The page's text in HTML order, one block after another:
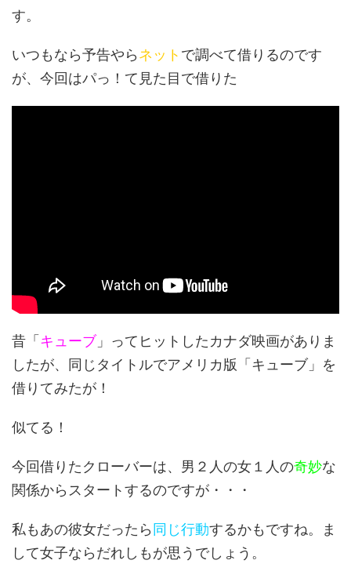
す。
いつもなら予告やらネット で調べて借りるのです
が、今回はパっ！て見た目で借りた
昔「 キューブ」ってヒットしたカナダ映画がありま
したが、同じタイトルでアメリカ版「キューブ」を
借りてみたが！
似てる！
今回借りたクローバーは、男２人の女１人の奇妙な
関係からスタートするのですが・・・
私もあの彼女だったら 同じ行動するかもですね。ま
して女子ならだれしもが思うでしょう。